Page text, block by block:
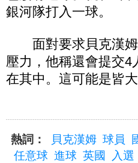
銀河隊打入一球。
面對要求貝克漢姆
壓力，他稱還會提交
在其中。這可能是皆大
熱詞： 貝克漢姆 球員
任意球 進球 英國 入選